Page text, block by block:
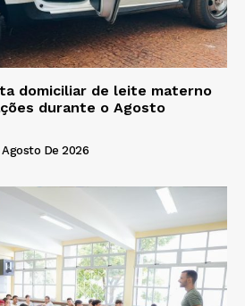
domiciliar de leite materno
durante o Agosto
Agosto De 2026